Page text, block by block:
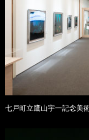
七戸町立鷹山宇一記念美